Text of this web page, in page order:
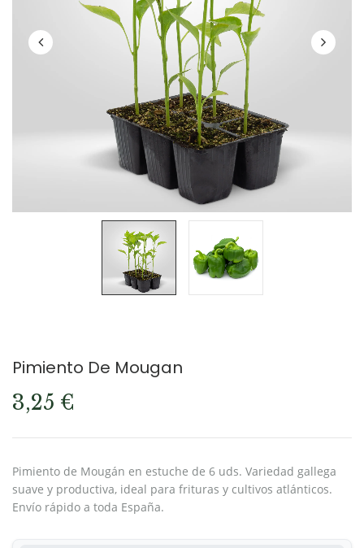
Pimiento De Mougan
3,25 €
Pimiento de Mougán en estuche de 6 uds. Variedad gallega
suave y productiva, ideal para frituras y cultivos atlánticos.
Envío rápido a toda España.